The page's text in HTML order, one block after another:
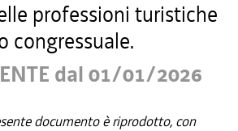
professioni turistiche
congressuale.
dal 01/01/2026
documento è riprodotto, con